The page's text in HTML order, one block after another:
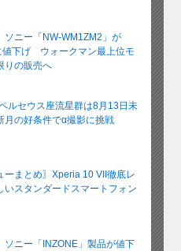
ソニー「NW-WM1ZM2」が
値下げ ウォークマン最上位モ
りの販売へ
ルセウス座流星群は8月13日未
の好条件でα撮影に挑戦
ーまとめ〗Xperia 10 VII徹底レ
スタンダードスマートフォン
ソニー「INZONE」製品が値下